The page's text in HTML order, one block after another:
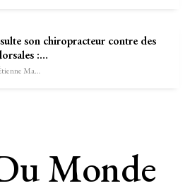
son chiropracteur contre des
:…
Sébastien-Étienne Marechal
Monde